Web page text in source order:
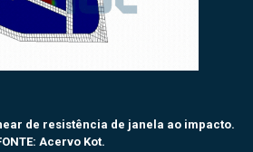
de resistência de janela ao impacto.
Acervo Kot.